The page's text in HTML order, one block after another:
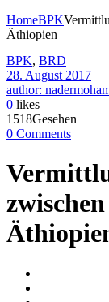
HomeBPK
Äthiopien
BPK, BRD
28. August 2017
author:
0 likes
1518Gesehen
0 Comments